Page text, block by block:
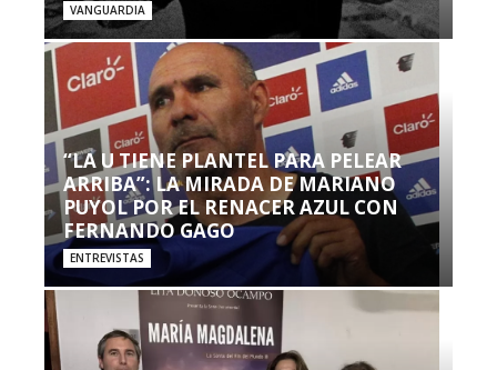
VANGUARDIA
“LA U TIENE PLANTEL PARA PELEAR
ARRIBA”: LA MIRADA DE MARIANO
PUYOL POR EL RENACER AZUL CON
FERNANDO GAGO
ENTREVISTAS